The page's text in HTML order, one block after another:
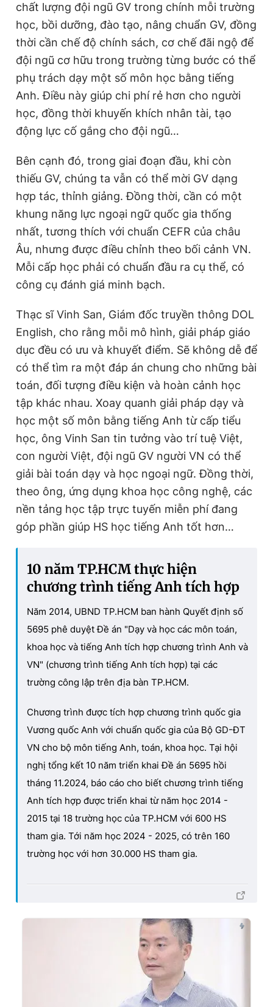
chất lượng đội ngũ GV trong chính mỗi trường
học, bồi dưỡng, đào tạo, nâng chuẩn GV, đồng
thời cần chế độ chính sách, cơ chế đãi ngộ để
đội ngũ cơ hữu trong trường từng bước có thể
phụ trách dạy một số môn học bằng tiếng
Anh. Điều này giúp chi phí rẻ hơn cho người
học, đồng thời khuyến khích nhân tài, tạo
động lực cố gắng cho đội ngũ…
Bên cạnh đó, trong giai đoạn đầu, khi còn
thiếu GV, chúng ta vẫn có thể mời GV dạng
hợp tác, thỉnh giảng. Đồng thời, cần có một
khung năng lực ngoại ngữ quốc gia thống
nhất, tương thích với chuẩn CEFR của châu
Âu, nhưng được điều chỉnh theo bối cảnh VN.
Mỗi cấp học phải có chuẩn đầu ra cụ thể, có
công cụ đánh giá minh bạch.
Thạc sĩ Vinh San, Giám đốc truyền thông DOL
English, cho rằng mỗi mô hình, giải pháp giáo
dục đều có ưu và khuyết điểm. Sẽ không dễ để
có thể tìm ra một đáp án chung cho những bài
toán, đối tượng điều kiện và hoàn cảnh học
tập khác nhau. Xoay quanh giải pháp dạy và
học một số môn bằng tiếng Anh từ cấp tiểu
học, ông Vinh San tin tưởng vào trí tuệ Việt,
con người Việt, đội ngũ GV người VN có thể
giải bài toán dạy và học ngoại ngữ. Đồng thời,
theo ông, ứng dụng khoa học công nghệ, các
nền tảng học tập trực tuyến miễn phí đang
góp phần giúp HS học tiếng Anh tốt hơn…
10 năm TP.HCM thực hiện
chương trình tiếng Anh tích hợp
Năm 2014, UBND TP.HCM ban hành Quyết định số
5695 phê duyệt Đề án "Dạy và học các môn toán,
khoa học và tiếng Anh tích hợp chương trình Anh và
VN" (chương trình tiếng Anh tích hợp) tại các
trường công lập trên địa bàn TP.HCM.
Chương trình được tích hợp chương trình quốc gia
Vương quốc Anh với chuẩn quốc gia của Bộ GD-ĐT
VN cho bộ môn tiếng Anh, toán, khoa học. Tại hội
nghị tổng kết 10 năm triển khai Đề án 5695 hồi
tháng 11.2024, báo cáo cho biết chương trình tiếng
Anh tích hợp được triển khai từ năm học 2014 -
2015 tại 18 trường học của TP.HCM với 600 HS
tham gia. Tới năm học 2024 - 2025, có trên 160
trường học với hơn 30.000 HS tham gia.